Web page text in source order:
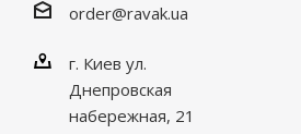
order@ravak.ua
г. Киев ул.
Днепровская
набережная, 21